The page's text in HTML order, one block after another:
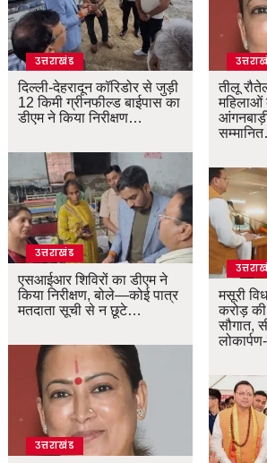
उत्तराखंड
दिल्ली-देहरादून कॉरिडोर से जुड़ी
12 किमी ग्रीनफील्ड बाईपास का
डीएम ने किया निरीक्षण…
उत्तराखंड
एसआईआर शिविरों का डीएम ने
किया निरीक्षण, बोले—कोई पात्र
मतदाता सूची से न छूटे…
उत्तराखंड
तीलू
आंगनबाड़ी
मसूरी
करोड़
सौगात,